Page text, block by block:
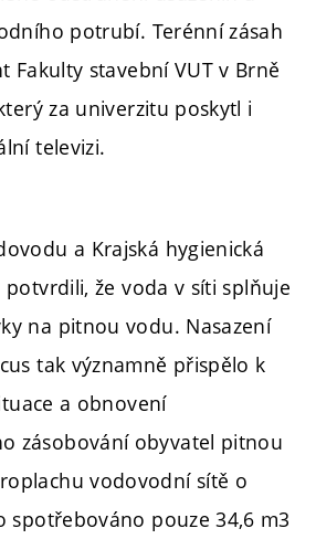
potrubí. Terénní zásah
Fakulty stavební VUT v Brně
za univerzitu poskytl i
televizi.
a Krajská hygienická
potvrdili, že voda v síti splňuje
na pitnou vodu. Nasazení
tak významně přispělo k
a obnovení
zásobování obyvatel pitnou
vodovodní sítě o
spotřebováno pouze 34,6 m3